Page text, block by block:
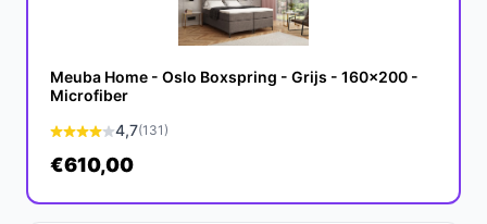
Meuba Home - Oslo Boxspring - Grijs - 160x200 -
Microfiber
4,7(131)
€610,00